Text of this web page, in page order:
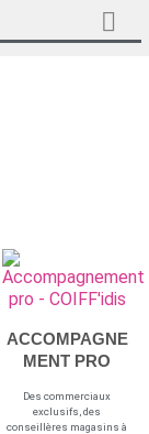

ACCOMPAGNE
MENT PRO
Des commerciaux
exclusifs, des
conseillères magasins à